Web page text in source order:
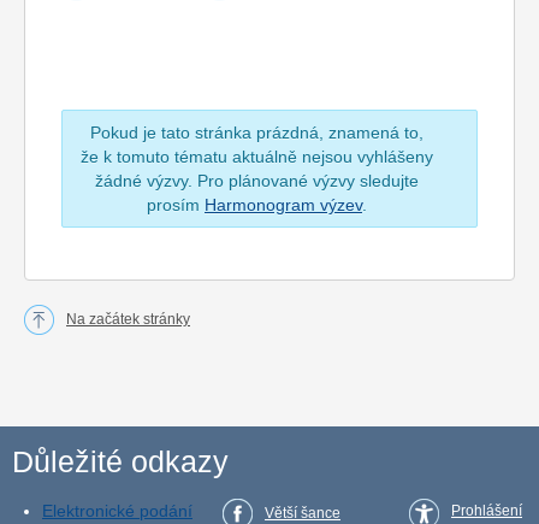
Pokud je tato stránka prázdná, znamená to,
že k tomuto tématu aktuálně nejsou vyhlášeny
žádné výzvy. Pro plánované výzvy sledujte
prosím Harmonogram výzev.
Na začátek stránky
Důležité odkazy
Elektronické podání
Větší šance
Prohlášení